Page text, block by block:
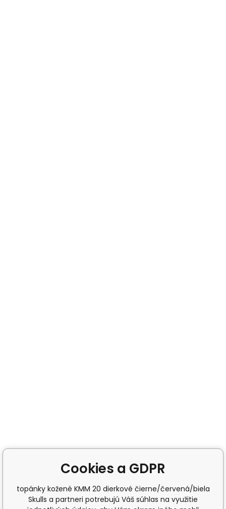
Cookies a GDPR
topánky kožené KMM 20 dierkové čierne/červená/biela
Skulls a partneri potrebujú Váš súhlas na využitie